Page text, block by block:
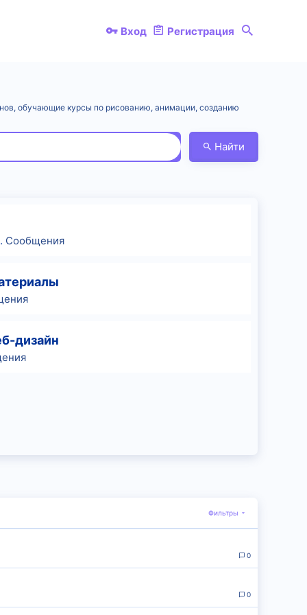
Вход Регистрация
обучающие курсы по рисованию, анимации, созданию
Найти
Сообщения
дизайн
Фильтры
0
0